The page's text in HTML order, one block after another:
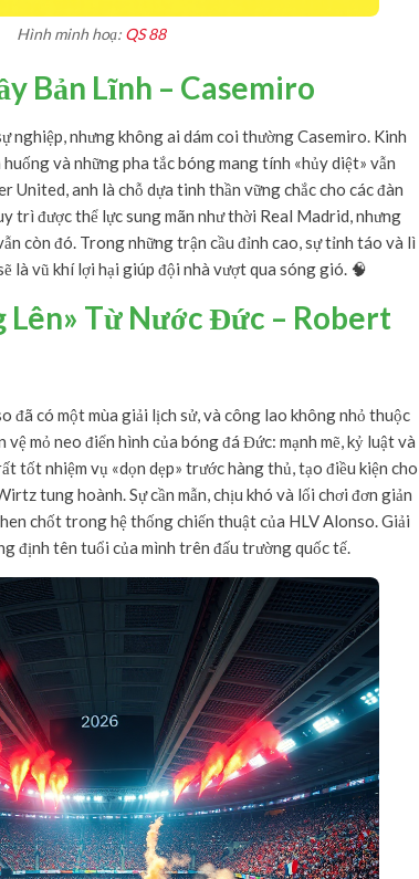
Hình minh hoạ: QS 88
Bản Lĩnh – Casemiro
nghiệp, nhưng không ai dám coi thường Casemiro. Kinh
và những pha tắc bóng mang tính «hủy diệt» vẫn
United, anh là chỗ dựa tinh thần vững chắc cho các đàn
trì được thể lực sung mãn như thời Real Madrid, nhưng
còn đó. Trong những trận cầu đỉnh cao, sự tỉnh táo và lì
là vũ khí lợi hại giúp đội nhà vượt qua sóng gió. 🧠
Lên» Từ Nước Đức – Robert
đã có một mùa giải lịch sử, và công lao không nhỏ thuộc
mỏ neo điển hình của bóng đá Đức: mạnh mẽ, kỷ luật và
tốt nhiệm vụ «dọn dẹp» trước hàng thủ, tạo điều kiện cho
tung hoành. Sự cần mẫn, chịu khó và lối chơi đơn giản
chốt trong hệ thống chiến thuật của HLV Alonso. Giải
định tên tuổi của mình trên đấu trường quốc tế.